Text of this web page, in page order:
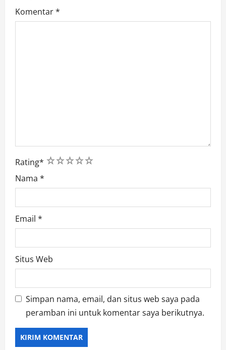
Komentar*
Rating* 5
4
3
2
1
Nama *
Email *
Situs Web
Simpan nama, email, dan situs web saya pada
peramban ini untuk komentar saya berikutnya.